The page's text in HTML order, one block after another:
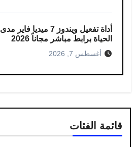
أداة تفعيل ويندوز 7 ميديا فاير مدى
الحياة برابط مباشر مجاناً 2026
أغسطس 7, 2026
قائمة الفئات